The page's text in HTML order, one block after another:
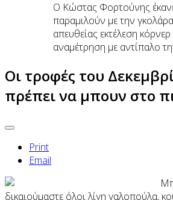
Ο Κώστας Φορτούνης
παραμιλούν με την
απευθείας εκτέλεση
αναμέτρηση με αντίπαλο
Οι τροφές του
πρέπει να μπουν στο
Print
Email
δικαιούμαστε όλοι λίγη γαλοπούλα,